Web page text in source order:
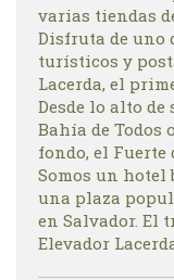
varias tiendas
Disfruta de uno
turísticos y
Lacerda, el
Desde lo alto
Bahía de Todos
fondo, el Fuerte
Somos un hotel
una plaza
en Salvador. El
Elevador